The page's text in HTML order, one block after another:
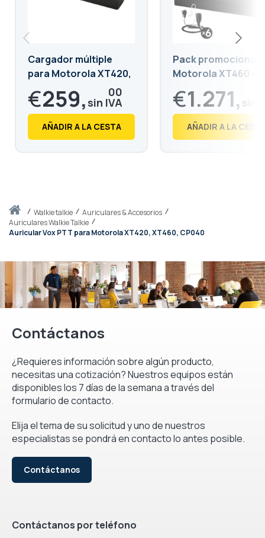
Inicio walkie talkie
Auriculares & Accesorios
Auriculares Walkie Talkie
Auricular Vox PTT para Motorola XT420, XT460, CP040
Cargador múltiple
para Motorola XT420,
XT460
€259, 00
€ 313,
AÑADIR A LA CESTA
Pack promocional
Motorola XT460 + 6
Auriculares
+ Cargador Múltiple
€1.271,
€ 1.538,
AÑADIR A LA
Contáctanos
¿Requieres información sobre algún producto,
necesitas una cotización? Nuestros equipos están
disponibles los 7 días de la semana a través del
formulario de contacto.
Elija el tema de su solicitud y uno de nuestros
especialistas se pondrá en contacto lo antes posible.
Contáctanos
Contáctanos por teléfono